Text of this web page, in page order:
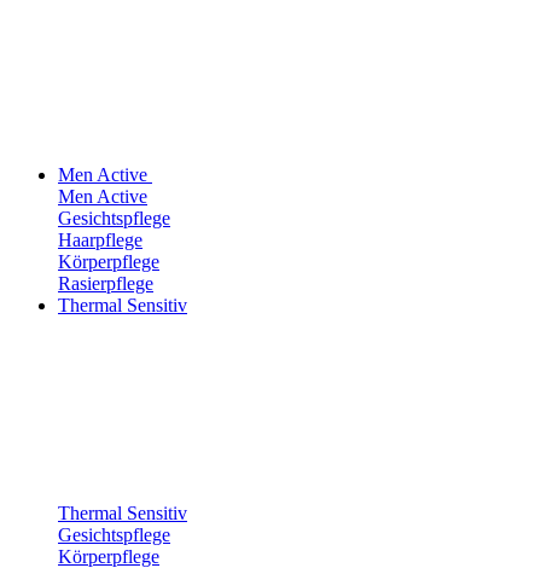
Men Active
Men Active
Gesichtspflege
Haarpflege
Körperpflege
Rasierpflege
Thermal Sensitiv
Thermal Sensitiv
Gesichtspflege
Körperpflege